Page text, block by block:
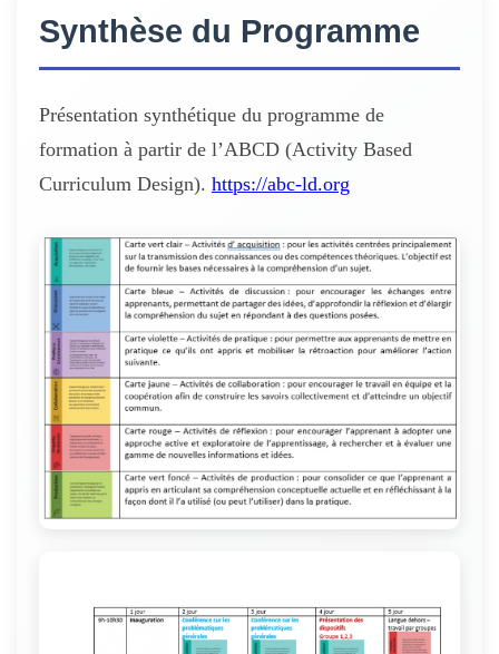
Synthèse du Programme
Présentation synthétique du programme de
formation à partir de l’ABCD (Activity Based
Curriculum Design). https://abc-ld.org